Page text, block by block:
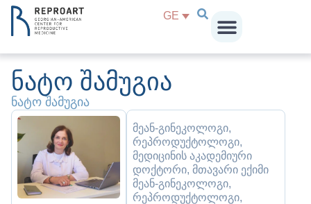
GE
ნატო შამუგია
ნატო შამუგია
მეან-გინეკოლოგი,
რეპროდუქტოლოგი,
მედიცინის აკადემიური
დოქტორი, მთავარი ექიმი
მეან-გინეკოლოგი,
რეპროდუქტოლოგი,